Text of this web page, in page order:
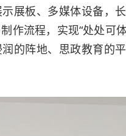
展板、多媒体设备，
作流程，实现“处处可
的阵地、思政教育的